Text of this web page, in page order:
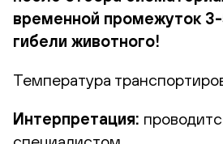
временной промежуток
гибели животного!
Температура
Интерпретация: